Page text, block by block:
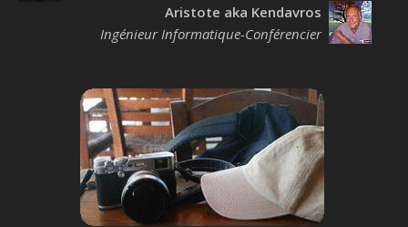
Aristote aka Kendavros
Ingénieur Informatique-Conférencier